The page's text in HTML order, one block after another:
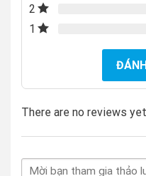
2
1
There are no reviews